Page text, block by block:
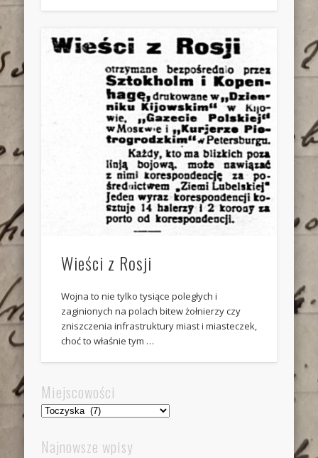
Wieści z Rosji
Wojna to nie tylko tysiące poległych i
zaginionych na polach bitew żołnierzy czy
zniszczenia infrastruktury miast i miasteczek,
choć to właśnie tym …
Miejscowości
Miejscowości
Najnowsze wpisy